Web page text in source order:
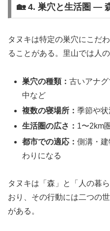
🏡 4. 巣穴と生活圏 ―
タヌキは特定の巣穴にこだ
ることがある。里山では人
巣穴の種類：古いアナ
中など
複数の寝場所：季節や
生活圏の広さ： 1〜2km
都市での適応：側溝・
わりになる
タヌキは「森」と「人の暮
おり、その行動には二つの
がある。